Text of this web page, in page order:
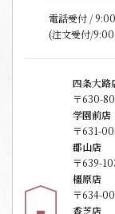
電話受付 /
(注文受付/
四条大路
〒630-
学園前店
〒631-
郡山店
〒639-
橿原店
〒634-
香芝店